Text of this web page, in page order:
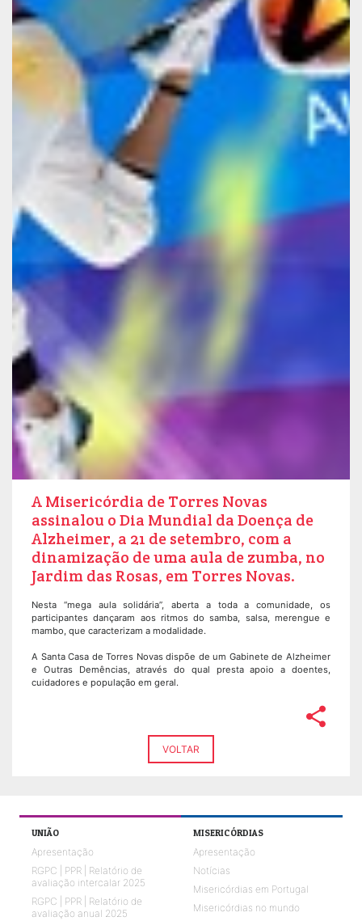
A Misericórdia de Torres Novas
assinalou o Dia Mundial da Doença de
Alzheimer, a 21 de setembro, com a
dinamização de uma aula de zumba, no
Jardim das Rosas, em Torres Novas.
Nesta “mega aula solidária”, aberta a toda a comunidade, os
participantes dançaram aos ritmos do samba, salsa, merengue e
mambo, que caracterizam a modalidade.
A Santa Casa de Torres Novas dispõe de um Gabinete de Alzheimer
e Outras Demências, através do qual presta apoio a doentes,
cuidadores e população em geral.
share
VOLTAR
UNIÃO
Apresentação
RGPC | PPR | Relatório de
avaliação intercalar 2025
RGPC | PPR | Relatório de
avaliação anual 2025
MISERICÓRDIAS
Apresentação
Notícias
Misericórdias em Portugal
Misericórdias no mundo